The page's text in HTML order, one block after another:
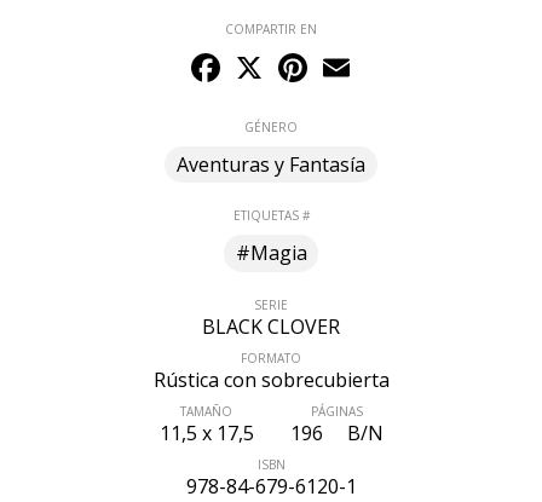
COMPARTIR EN
Facebook
X Pinterest
GÉNERO
Aventuras y Fantasía
ETIQUETAS #
#Magia
SERIE
BLACK CLOVER
FORMATO
Rústica con sobrecubierta
TAMAÑO
11,5 x 17,5
PÁGINAS
196 B/N
ISBN
978-84-679-6120-1